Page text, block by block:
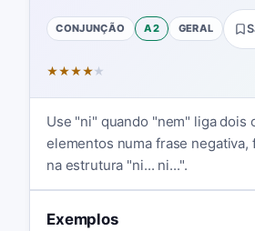
CONJUNÇÃO A2 GERAL
★★★★★
Use "ni" quando "nem" liga dois
elementos numa frase
na estrutura "ni... ni...".
Exemplos